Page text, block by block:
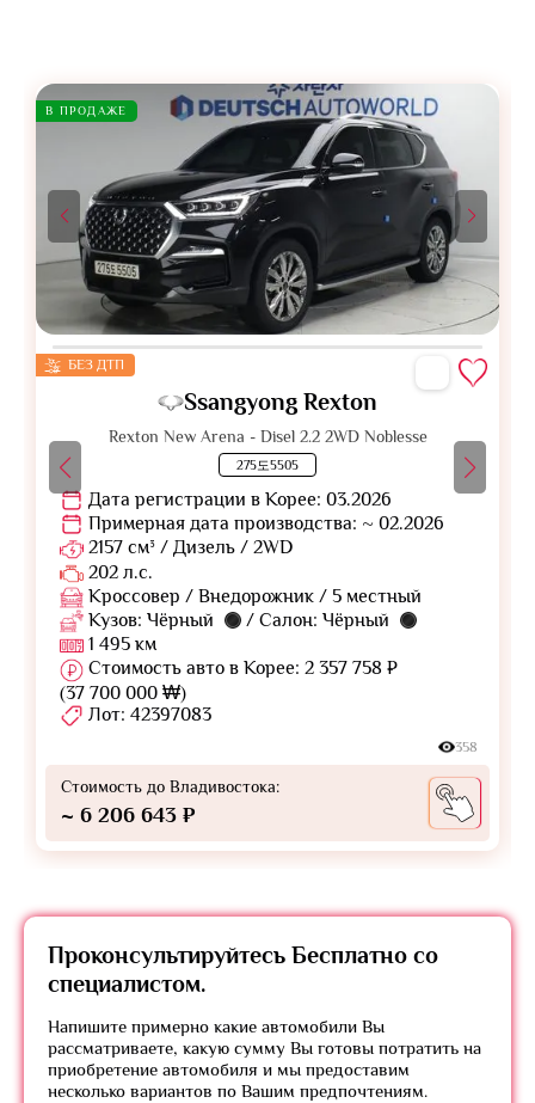
В ПРОДАЖЕ
БЕЗ ДТП
Ssangyong Rexton
Rexton New Arena - Disel 2.2 2WD Noblesse
275도5505
Дата регистрации в Корее: 03.2026
Примерная дата производства: ~ 02.2026
2157 см³ / Дизель / 2WD
202 л.с.
Кроссовер / Внедорожник / 5 местный
Кузов: Чёрный
/ Салон: Чёрный
1 495 км
Стоимость авто в Корее: 2 357 758 ₽
(37 700 000 ₩)
Лот: 42397083
358
Стоимость до Владивостока:
~ 6 206 643 ₽
Проконсультируйтесь Бесплатно со
специалистом.
Напишите примерно какие автомобили Вы
рассматриваете, какую сумму Вы готовы потратить на
приобретение автомобиля и мы предоставим
несколько вариантов по Вашим предпочтениям.